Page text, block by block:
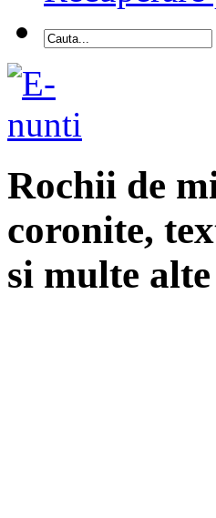
Rochii de
coronite,
si multe